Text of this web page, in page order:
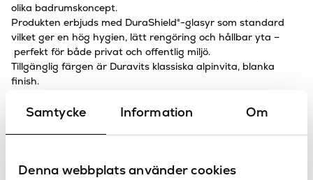
Samtycke Information Om
Denna webbplats använder cookies
olika badrumskoncept.
Produkten erbjuds med DuraShield®-glasyr som standard
vilket ger en hög hygien, lätt rengöring och hållbar yta –
perfekt för både privat och offentlig miljö.
Tillgänglig färgen är Duravits klassiska alpinvita, blanka
finish.
DuraShield® – det keramiska skyddet
Inom bara 24 timmar, gör glasyren tack vare dess positivt